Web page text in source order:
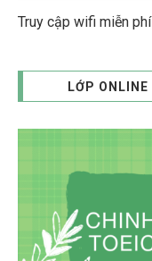
Truy cập wifi miễn
LỚP